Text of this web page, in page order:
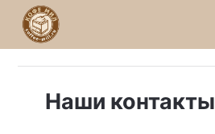
Наши контакты